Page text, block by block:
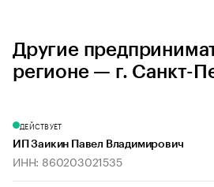
Другие
регионе — г. Санкт-
ДЕЙСТВУЕТ
ИП Заикин Павел Владимирович
ИНН: 860203021535